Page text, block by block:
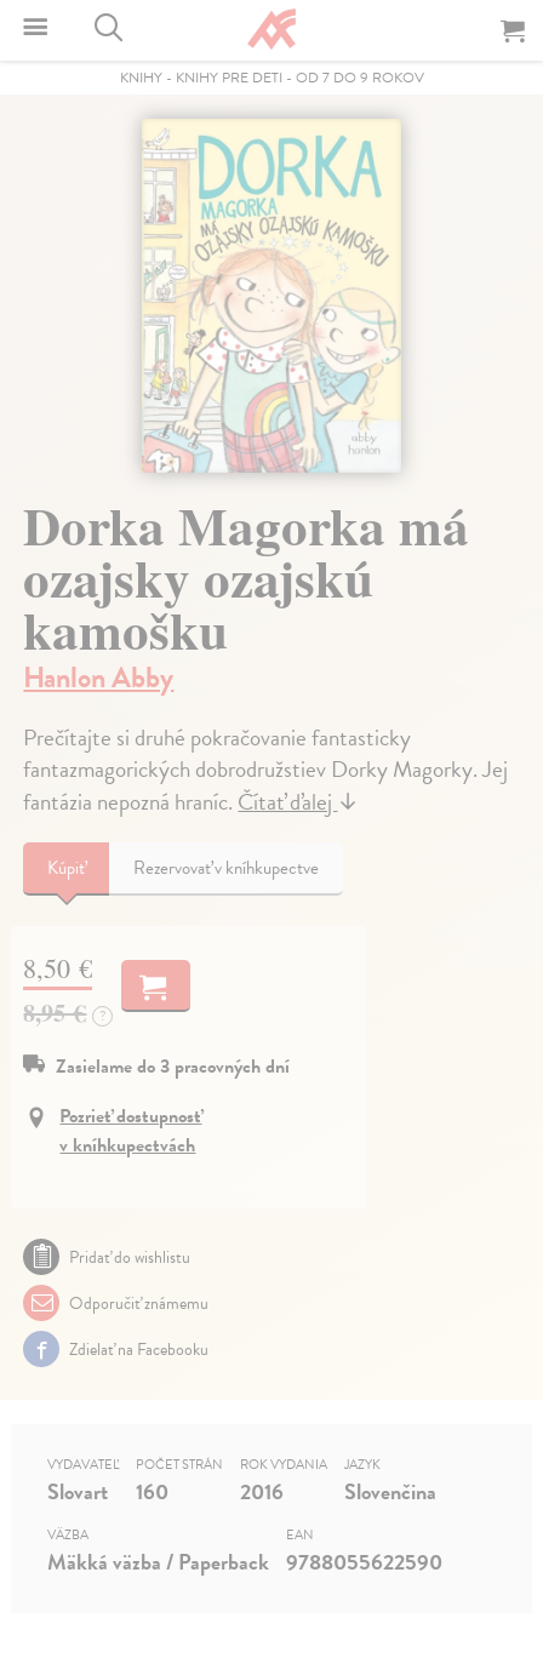
KNIHY- KNIHY PRE DETI - OD 7 DO 9 ROKOV
Dorka Magorka má
ozajsky ozajskú
kamošku
Hanlon Abby
Prečítajte si druhé pokračovanie fantasticky
fantazmagorických dobrodružstiev Dorky Magorky. Jej
fantázia nepozná hraníc. Čítať ďalej ↓
Kúpiť Rezervovať v kníhkupectve
8,50 €
8,95 € ?
Zasielame do 3 pracovných dní
Pozrieť dostupnosť
v kníhkupectvách
Pridať do wishlistu
Odporučiť známemu
Zdielať na Facebooku
VYDAVATEĽ
Slovart
POČET STRÁN
160
ROK VYDANIA
2016
JAZYK
Slovenčina
VÄZBA
Mäkká väzba / Paperback
EAN
9788055622590